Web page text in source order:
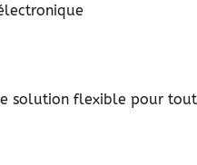
solution flexible pour